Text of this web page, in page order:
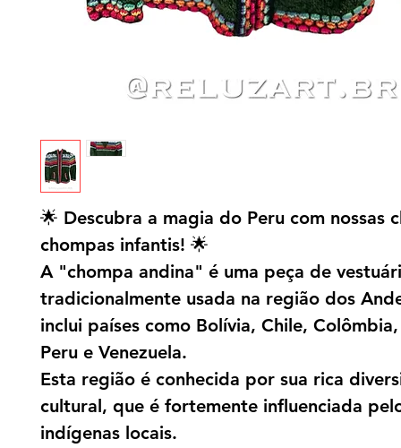
🌟 Descubra a magia do Peru com nossas
chompas infantis! 🌟
A "chompa andina" é uma peça de
tradicionalmente usada na região dos
inclui países como Bolívia, Chile,
Peru e Venezuela.
Esta região é conhecida por sua rica
cultural, que é fortemente influenciada
indígenas locais.